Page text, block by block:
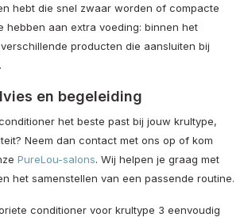
hebt die snel zwaar worden of compacte
hebben aan extra voeding: binnen het
producten die aansluiten bij
en begeleiding
het beste past bij jouw krultype,
Neem dan contact met ons op of kom
PureLou-salons. Wij helpen je graag met
het samenstellen van een passende routine.
conditioner voor krultype 3 eenvoudig